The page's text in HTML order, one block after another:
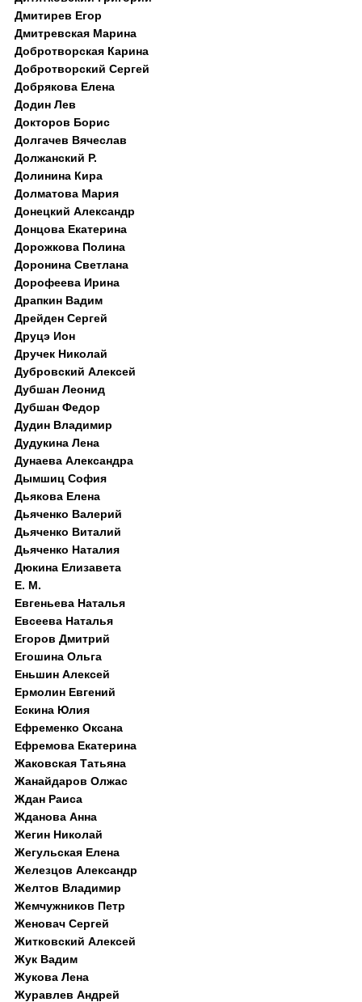
Дмитирев Егор
Дмитревская Марина
Добротворская Карина
Добротворский Сергей
Добрякова Елена
Додин Лев
Докторов Борис
Долгачев Вячеслав
Должанский Р.
Долинина Кира
Долматова Мария
Донецкий Александр
Донцова Екатерина
Дорожкова Полина
Доронина Светлана
Дорофеева Ирина
Драпкин Вадим
Дрейден Сергей
Друцэ Ион
Дручек Николай
Дубровский Алексей
Дубшан Леонид
Дубшан Федор
Дудин Владимир
Дудукина Лена
Дунаева Александра
Дымшиц София
Дьякова Елена
Дьяченко Валерий
Дьяченко Виталий
Дьяченко Наталия
Дюкина Елизавета
Е. М.
Евгеньева Наталья
Евсеева Наталья
Егоров Дмитрий
Егошина Ольга
Еньшин Алексей
Ермолин Евгений
Ескина Юлия
Ефременко Оксана
Ефремова Екатерина
Жаковская Татьяна
Жанайдаров Олжас
Ждан Раиса
Жданова Анна
Жегин Николай
Жегульская Елена
Железцов Александр
Желтов Владимир
Жемчужников Петр
Женовач Сергей
Житковский Алексей
Жук Вадим
Жукова Лена
Журавлев Андрей